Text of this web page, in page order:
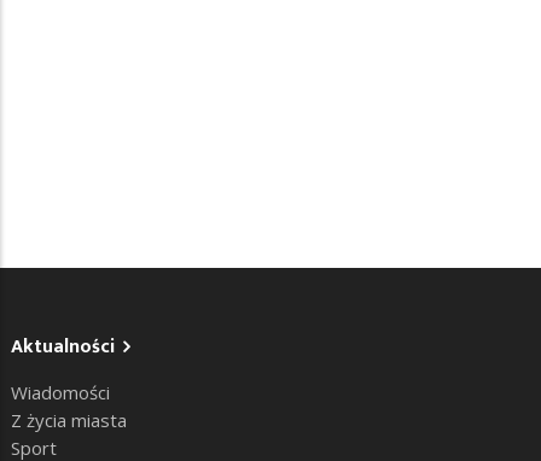
Aktualności
Wiadomości
Z życia miasta
Sport